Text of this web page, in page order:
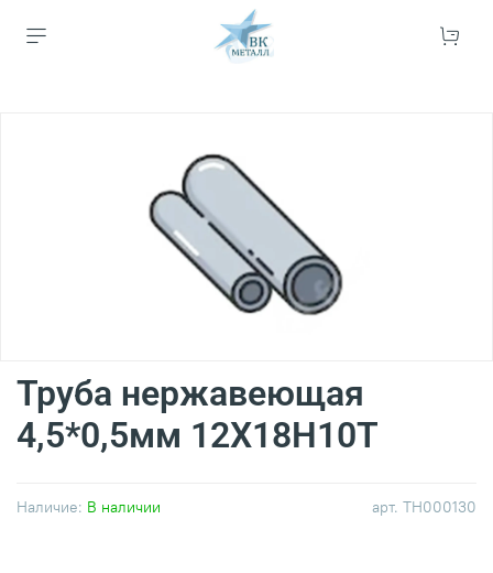
арт. ТН000130
Наличие: В наличии
Труба нержавеющая
4,5*0,5мм 12Х18Н10Т